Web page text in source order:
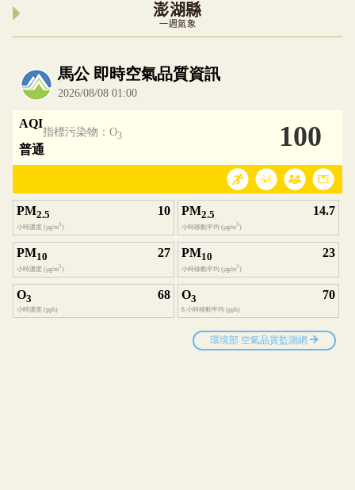
澎湖縣
一週氣象
內嵌空氣品質小工具為視覺預覽，完整即時空